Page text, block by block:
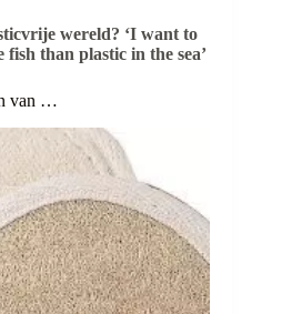
wereld? ‘I want to
than plastic in the sea’
van …